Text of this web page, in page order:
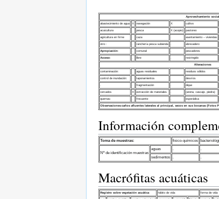
Aprovechamiento social
abastecimiento de agua X navegación X cultivo
acuicultura pesca X (acopio) pastoreo
agricultura en firme caza asentamiento – viviendas
otro : ranchería pesca subienda abrevadero
Apropiación: comunal pescadores
Acceso: libre restringido
Alteraciones
contaminación: aguas residuales residuos sólidos
control de inundación: taponamientos desvíos
fragmentación dique
cercados X extracción de materiales (arena, cascajo, piedra)
quemas: frecuente esporádica
Observaciones:caños afluentes laterales al principal, secos en sus bocanas (Fotos
Información
Toma de muestras: fisico-químicos
Nº de identificación muestras
aguas .
.
sedimentos . .
Macrófitas acuáticas
Regístro sobre vegetación acuática hábito de vida forma de vida